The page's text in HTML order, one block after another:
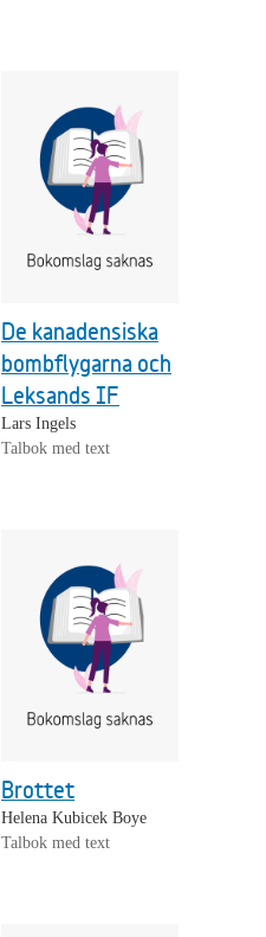
De kanadensiska
bombflygarna och
Leksands IF
Lars Ingels
Talbok med text
Brottet
Helena Kubicek Boye
Talbok med text